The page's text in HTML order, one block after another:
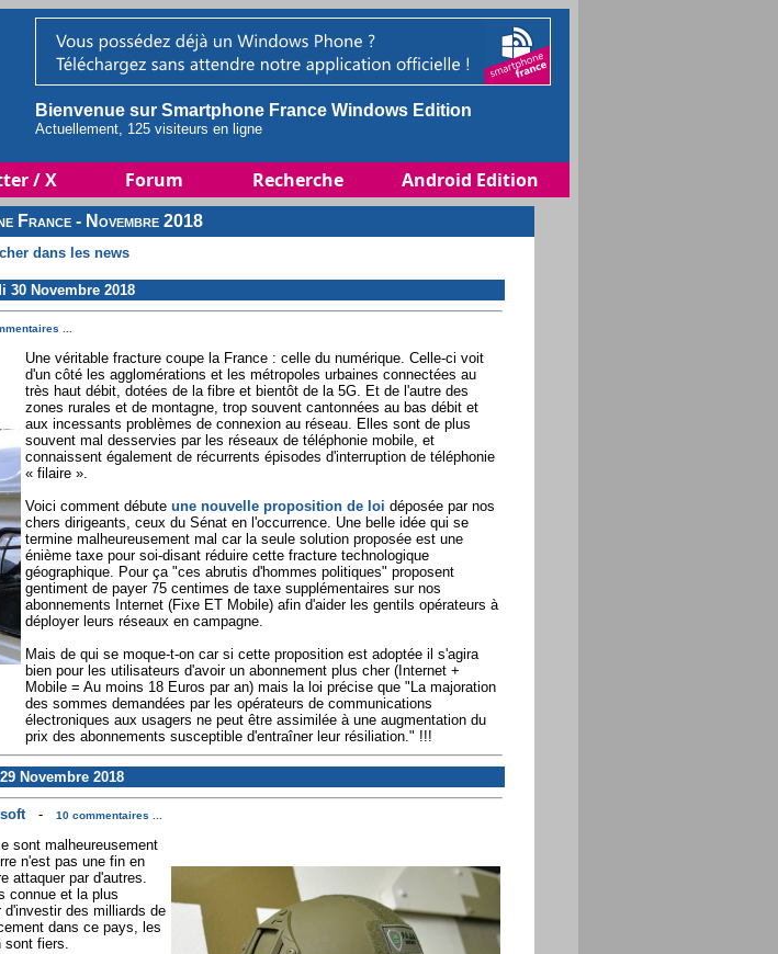
Bienvenue sur Smartphone France Windows Edition
Actuellement, 125 visiteurs en ligne
/ X Forum Recherche Android Edition
France - Novembre 2018
dans les news
30 Novembre 2018
...
Une véritable fracture coupe la France : celle du numérique. Celle-ci voit
d'un côté les agglomérations et les métropoles urbaines connectées au
très haut débit, dotées de la fibre et bientôt de la 5G. Et de l'autre des
zones rurales et de montagne, trop souvent cantonnées au bas débit et
aux incessants problèmes de connexion au réseau. Elles sont de plus
souvent mal desservies par les réseaux de téléphonie mobile, et
connaissent également de récurrents épisodes d'interruption de téléphonie
« filaire ».
Voici comment débute une nouvelle proposition de loi déposée par nos
chers dirigeants, ceux du Sénat en l'occurrence. Une belle idée qui se
termine malheureusement mal car la seule solution proposée est une
énième taxe pour soi-disant réduire cette fracture technologique
géographique. Pour ça "ces abrutis d'hommes politiques" proposent
gentiment de payer 75 centimes de taxe supplémentaires sur nos
abonnements Internet (Fixe ET Mobile) afin d'aider les gentils opérateurs à
déployer leurs réseaux en campagne.
Mais de qui se moque-t-on car si cette proposition est adoptée il s'agira
bien pour les utilisateurs d'avoir un abonnement plus cher (Internet +
Mobile = Au moins 18 Euros par an) mais la loi précise que "La majoration
des sommes demandées par les opérateurs de communications
électroniques aux usagers ne peut être assimilée à une augmentation du
prix des abonnements susceptible d'entraîner leur résiliation." !!!
Novembre 2018
-
10 commentaires ...
sont malheureusement
n'est pas une fin en
attaquer par d'autres.
connue et la plus
des milliards de
dans ce pays, les
sont fiers.